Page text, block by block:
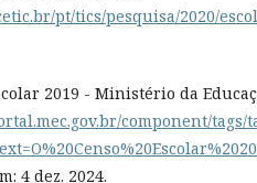
pt/tics/pesquisa/2020/
2019 - Ministério da
component/tags/
4 dez. 2024.